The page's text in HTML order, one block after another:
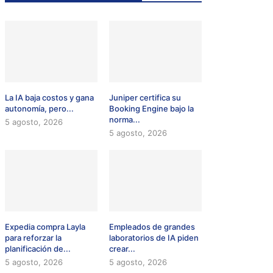
La IA baja costos y gana
autonomía, pero...
5 agosto, 2026
Juniper certifica su
Booking Engine bajo la
norma...
5 agosto, 2026
Expedia compra Layla
para reforzar la
planificación de...
5 agosto, 2026
Empleados de grandes
laboratorios de IA piden
crear...
5 agosto, 2026